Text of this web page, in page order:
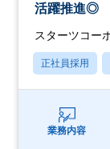
活躍推進◎
スターツコー
正社員採用
業務内容